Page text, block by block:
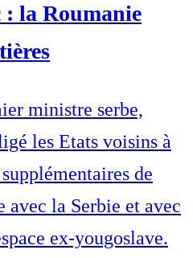
la Roumanie
ministre serbe,
les Etats voisins à
de
avec la Serbie et avec
ex-yougoslave.